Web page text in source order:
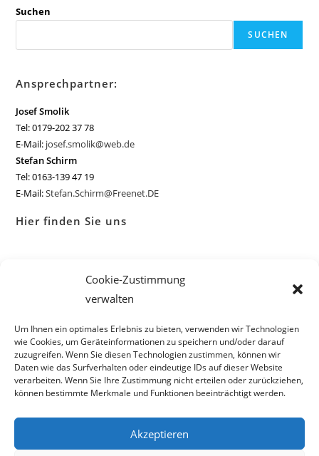
Cookie-Zustimmung
verwalten
Um Ihnen ein optimales Erlebnis zu bieten, verwenden wir Technologien
wie Cookies, um Geräteinformationen zu speichern und/oder darauf
zuzugreifen. Wenn Sie diesen Technologien zustimmen, können wir
Daten wie das Surfverhalten oder eindeutige IDs auf dieser Website
verarbeiten. Wenn Sie Ihre Zustimmung nicht erteilen oder zurückziehen,
können bestimmte Merkmale und Funktionen beeinträchtigt werden.
Akzeptieren
Suchen
SUCHEN
Ansprechpartner:
Josef Smolik
Tel: 0179-202 37 78
E-Mail: josef.smolik@web.de
Stefan Schirm
Tel: 0163-139 47 19
E-Mail:Stefan.Schirm@Freenet.DE
Hier finden Sie uns
Haupteingang zum Pfarrzentrum St. Andreas vom Parkplatz
Marktmülleranger